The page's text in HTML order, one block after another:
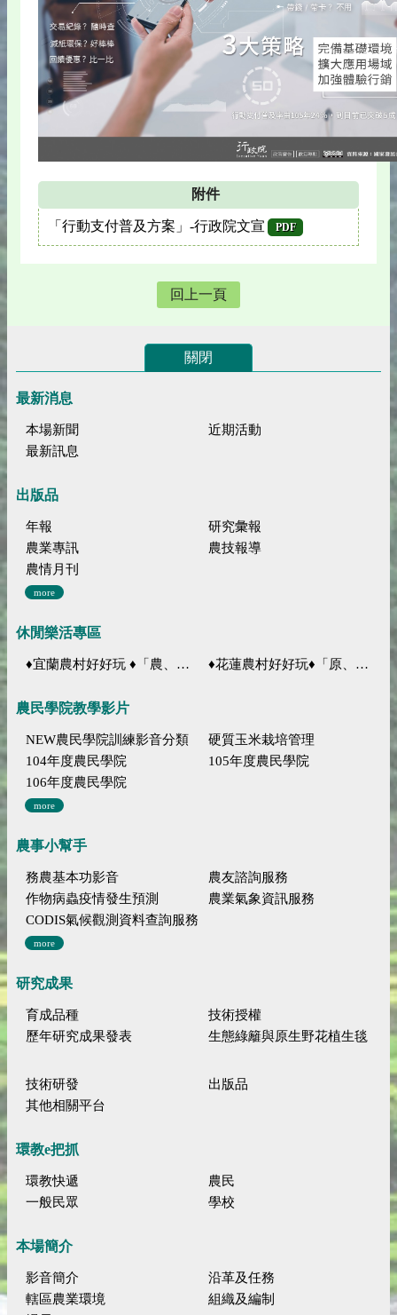
附件
「行動支付普及方案」-行政院文宣 PDF
回上一頁
關閉
最新消息
本場新聞
近期活動
最新訊息
出版品
年報
研究彙報
農業專訊
農技報導
農情月刊
more
休閒樂活專區
♦宜蘭農村好好玩 ♦「農、藝、山、水」四條遊程推薦 ♦花蓮農村好好玩♦「原、生、慢、活」四條遊程推薦
農民學院教學影片
NEW農民學院訓練影音分類
硬質玉米栽培管理
104年度農民學院
105年度農民學院
106年度農民學院
more
農事小幫手
務農基本功影音
農友諮詢服務
作物病蟲疫情發生預測
農業氣象資訊服務
CODIS氣候觀測資料查詢服務
more
研究成果
育成品種
技術授權
歷年研究成果發表
生態綠籬與原生野花植生毯
技術研發
出版品
其他相關平台
環教e把抓
環教快遞
農民
一般民眾
學校
本場簡介
影音簡介
沿革及任務
轄區農業環境
組織及編制